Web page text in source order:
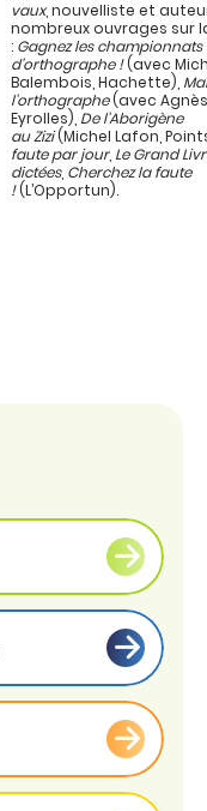
vaux, nouvelliste et
nombreux ouvrages sur
: Gagnez les championnats
d’orthographe !(avec
Balembois, Hachette),
l’orthographe(avec
Eyrolles), De l’Aborigène
au Zizi(Michel Lafon,
faute par jour, Le Grand
dictées, Cherchez la faute
!(L’Opportun).